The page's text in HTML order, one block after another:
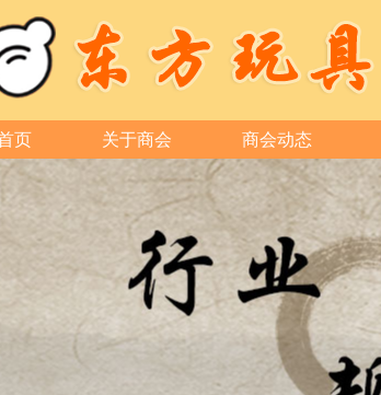
页 关于商会 商会动态